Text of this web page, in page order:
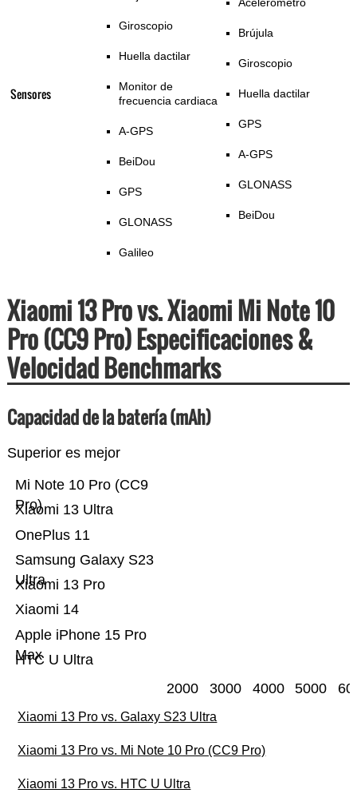
Sensores
Giroscopio
Huella dactilar
Monitor de
frecuencia cardiaca
A-GPS
BeiDou
GPS
GLONASS
Galileo
Brújula
Giroscopio
Huella dactilar
GPS
A-GPS
GLONASS
BeiDou
Xiaomi 13 Pro vs. Xiaomi Mi Note 10
Pro (CC9 Pro) Especificaciones &
Velocidad Benchmarks
Capacidad de la batería (mAh)
Superior es mejor
HTC U Ultra
Apple iPhone 15 Pro
Max
Xiaomi 14
Xiaomi 13 Pro
Samsung Galaxy S23
Ultra
OnePlus 11
Xiaomi 13 Ultra
Mi Note 10 Pro (CC9
Pro)
2000 3000 4000 5000
Xiaomi 13 Pro vs. Galaxy S23 Ultra
Xiaomi 13 Pro vs. Mi Note 10 Pro (CC9 Pro)
Xiaomi 13 Pro vs. HTC U Ultra